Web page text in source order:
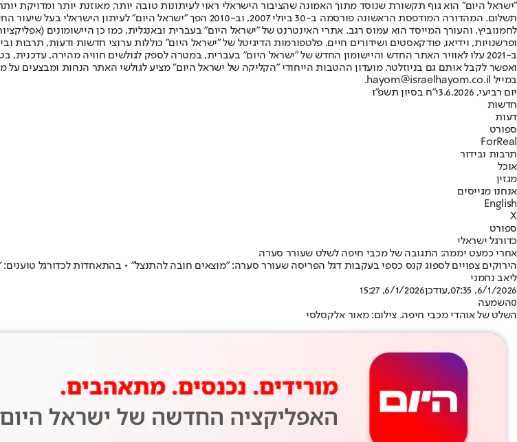
"ישראל היום" הוא גוף תקשורת שנוסד מתוך האמונה שהציבור הישראלי ראוי לעיתונות טובה יותר, מאוזנת יותר ומדויקת
תשלום. המהדורה המודפסת הראשונה פורסמה ב-30 ביולי 2007, וב-2010
ופרשנויות, וידיאו, פודקאסטים ושידורים חיים. פלטפורמות הדיגיטל של "ישראל היום" כוללות ערוצי חדשות ודעות, תרבות
ב-2021 עלו לאוויר האתר החדש והיישומון החדש של "ישראל היום" בעברית, במטרה לספק לגולשים חוויה מהירה,
ואפשר לקבל אותם גם בניוזלטר. מועדון ההטבות הייחודי "הקליקה של ישראל היום" מציע לגולשי האתר הנחות ומבצעים על
במייל hayom@israelhayom.co.il.
יום רביעי, 3.6.2026
י"ח בסיון תשפ"ו
חדשות
דעות
ספורט
ForReal
תרבות ובידור
אוכל
מגזין
אנחנו מגייסים
English
X
ספורט
כדורגל ישראלי
אחרי כמעט יממה: התגובה של מכבי חיפה לשלט שעורר סערה
הירוקים צפויים לספוג קנס כספי בעקבות דגל הפריסה שעורר סערה: "מוצאים חובה להתנצל" • בהתאחדות לכדורגל
ליאב נחמני
6/1/2026, 07:35
,עודכן6/1/2026, 15:27
0השמעה
השלט של אוהדי מכבי חיפה. צילום: מאור אלקסלסי